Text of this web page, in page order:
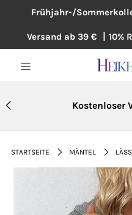
Frühjahr-/
Versand ab 39 € 丨10%
Kostenloser
STARTSEITE MÄNTEL
ÜBERGRÖßE